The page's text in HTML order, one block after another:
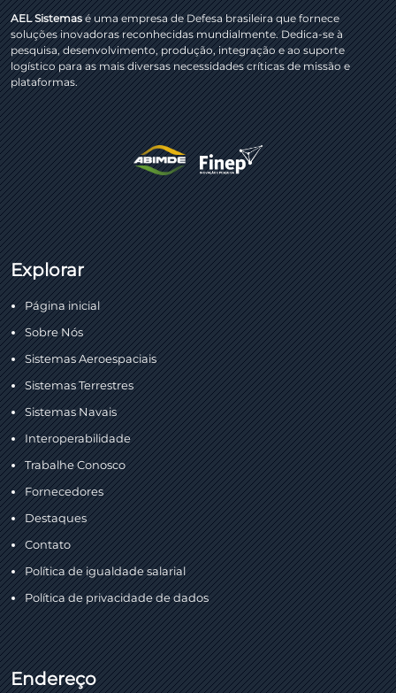
AEL Sistemasé uma empresa de Defesa brasileira que fornece
soluções inovadoras reconhecidas mundialmente. Dedica-se à
pesquisa, desenvolvimento, produção, integração e ao suporte
logístico para as mais diversas necessidades críticas de missão e
plataformas.
Explorar
Página inicial
Sobre Nós
Sistemas Aeroespaciais
Sistemas Terrestres
Sistemas Navais
Interoperabilidade
Trabalhe Conosco
Fornecedores
Destaques
Contato
Política de igualdade salarial
Política de privacidade de dados
Endereço